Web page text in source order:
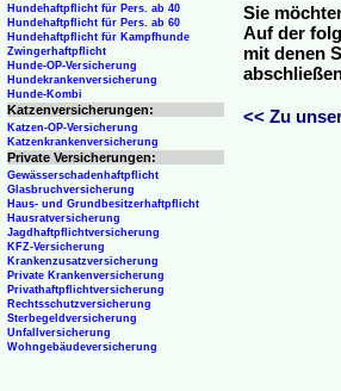
Sie
Auf der
mit denen
<< Zu
Hundehaftpflicht für Pers. ab 40
Hundehaftpflicht für Pers. ab 60
Hundehaftpflicht für Kampfhunde
Zwingerhaftpflicht
Hunde-OP-Versicherung
Hundekrankenversicherung
Hunde-Kombi
Katzenversicherungen:
Katzen-OP-Versicherung
Katzenkrankenversicherung
Private Versicherungen:
Gewässerschadenhaftpflicht
Glasbruchversicherung
Haus- und Grundbesitzerhaftpflicht
Hausratversicherung
Jagdhaftpflichtversicherung
KFZ-Versicherung
Krankenzusatzversicherung
Private Krankenversicherung
Privathaftpflichtversicherung
Rechtsschutzversicherung
Sterbegeldversicherung
Unfallversicherung
Wohngebäudeversicherung